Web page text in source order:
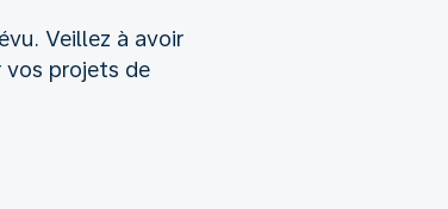
Veillez à avoir
vos projets de